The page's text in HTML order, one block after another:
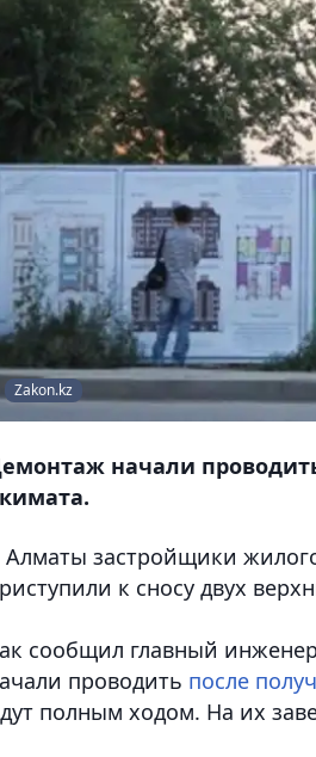
Zakon.kz
начали
Алматы застройщики
к сносу двух
сообщил главный
проводить после
полным ходом. На их